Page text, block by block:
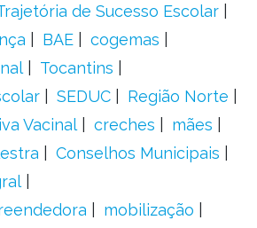
de Sucesso Escolar
BAE
cogemas
Tocantins
SEDUC
Região Norte
Vacinal creches
mães
Conselhos Municipais
mobilização